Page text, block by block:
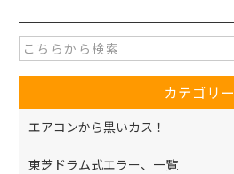
e
b
o
o
k
er
カテゴリー
エアコンから黒いカス！
東芝ドラム式エラー、一覧